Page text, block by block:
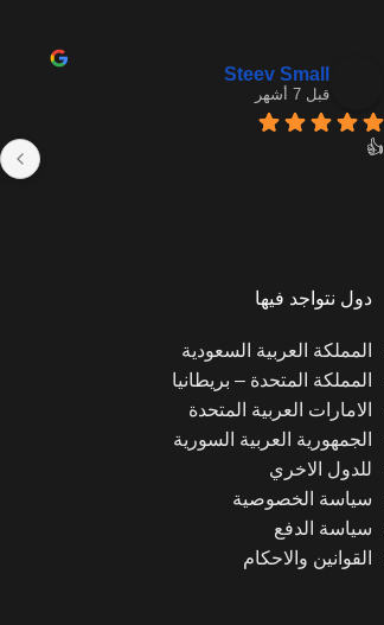
Steev Small
قبل 7 أشهر
👍
دول نتواجد فيها
المملكة العربية السعودية
المملكة المتحدة – بريطانيا
الامارات العربية المتحدة
الجمهورية العربية السورية
للدول الاخري
سياسة الخصوصية
سياسة الدفع
القوانين والاحكام